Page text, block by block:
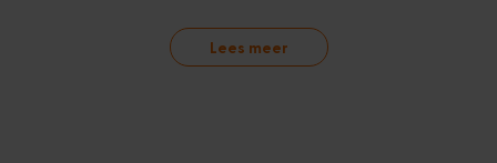
Lees meer